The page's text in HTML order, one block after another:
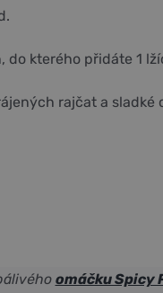
kterého přidáte 1
rajčat a sladké
omáčku Spicy